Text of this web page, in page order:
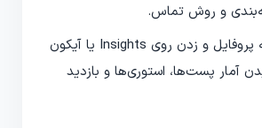
و روش تماس.
رفتن به صفحه پروفایل و زدن روی Insights یا آیکون
آمار پست‌ها، استوری‌ها و بازدید